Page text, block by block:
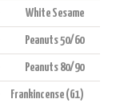
White Sesame
Peanuts 50/60
Peanuts 80/90
Frankincense (G1)